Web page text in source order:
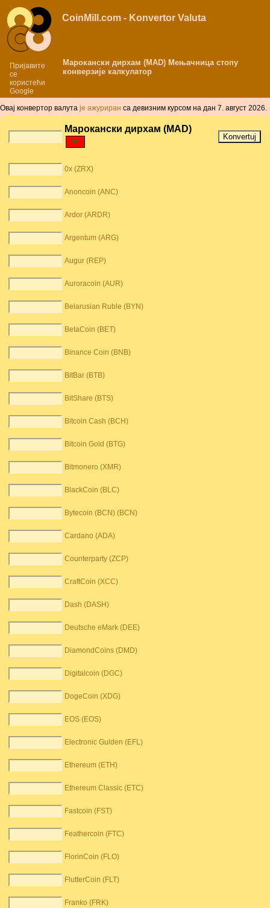
Пријавите
се
користећи
Google
CoinMill.com - Konvertor Valuta
Марокански дирхам (MAD) Мењачница стопу
конверзије калкулатор
Овај конвертор валута је aжуриран сa дeвизним курсом нa дaн 7. август 2026.
Марокански дирхам (MAD)
0x (ZRX)
Anoncoin (ANC)
Ardor (ARDR)
Argentum (ARG)
Augur (REP)
Auroracoin (AUR)
Belarusian Ruble (BYN)
BetaCoin (BET)
Binance Coin (BNB)
BitBar (BTB)
BitShare (BTS)
Bitcoin Cash (BCH)
Bitcoin Gold (BTG)
Bitmonero (XMR)
BlackCoin (BLC)
Bytecoin (BCN) (BCN)
Cardano (ADA)
Counterparty (ZCP)
CraftCoin (XCC)
Dash (DASH)
Deutsche eMark (DEE)
DiamondCoins (DMD)
Digitalcoin (DGC)
DogeCoin (XDG)
EOS (EOS)
Electronic Gulden (EFL)
Ethereum (ETH)
Ethereum Classic (ETC)
Fastcoin (FST)
Feathercoin (FTC)
FlorinCoin (FLO)
FlutterCoin (FLT)
Franko (FRK)